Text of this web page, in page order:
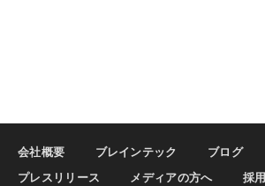
会社概要 ブレインテック
ブログ
プレスリリース
メディアの方へ 採用